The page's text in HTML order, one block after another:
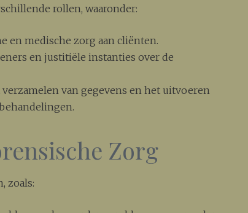
rollen, waaronder:
en medische zorg aan cliënten.
en justitiële instanties over de
van gegevens en het uitvoeren
Zorg
zoals: